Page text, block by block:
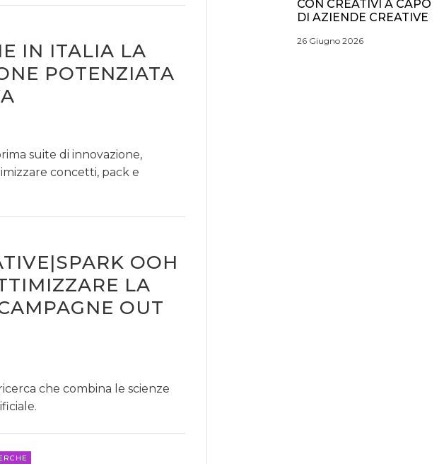
IN ITALIA LA
POTENZIATA
suite di innovazione,
concetti, pack e
OOH
LA
OUT
che combina le scienze
CON CREATIVI A CAPO
DI AZIENDE CREATIVE
26 Giugno 2026